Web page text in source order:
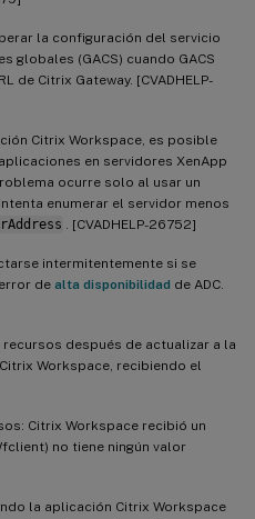
la configuración del servicio
globales (GACS) cuando GACS
de Citrix Gateway. [CVADHELP-
Citrix Workspace, es posible
en servidores XenApp
ocurre solo al usar un
enumerar el servidor menos
. [CVADHELP-26752]
intermitentemente si se
de alta disponibilidad de ADC.
después de actualizar a la
Workspace, recibiendo el
Citrix Workspace recibió un
no tiene ningún valor
la aplicación Citrix Workspace